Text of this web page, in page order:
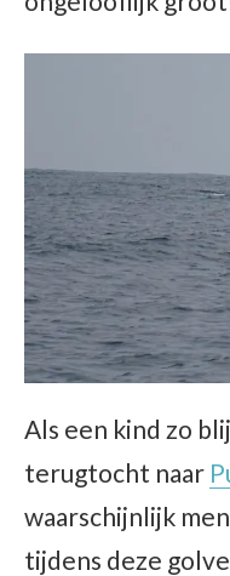
Als een kind zo
terugtocht naar
waarschijnlijk
tijdens deze